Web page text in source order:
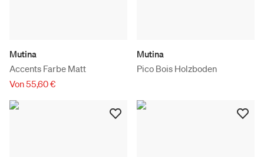
Mutina
Accents Farbe Matt
Von 55,60 €
Mutina
Pico Bois Holzboden